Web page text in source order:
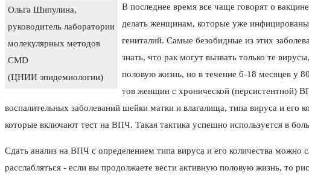
Ольга Шипулина,
руководитель лаборатории
молекулярных методов
CMD
(ЦНИИ эпидемиологии)
В последнее время все чаще говорят о
делать женщинам, кото­рые уже
гениталий. Самые безобидные из этих
знать, что рак могут вы­звать только те
половую жизнь, но в течение 6-18 месяцев у
тов женщин с хронической (персистентной)
воспалитель­ных заболеваний шейки матки и влагалища, типа вируса и
которые включают тест на ВПЧ. Такая тактика успешно используется в
Сдать анализ на ВПЧ с определением типа вируса и его количества можно
расслабляться - если вы про­должаете вести активную половую жизнь, то